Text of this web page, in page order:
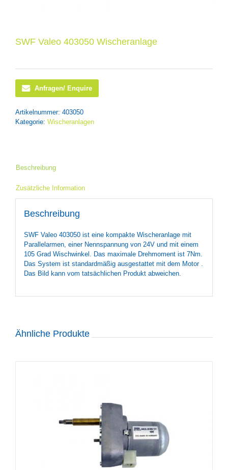
SWF Valeo 403050 Wischeranlage
Anfragen/ Enquire
Artikelnummer: 403050
Kategorie: Wischeranlagen
Beschreibung
Zusätzliche Information
Beschreibung
SWF Valeo 403050 ist eine kompakte Wischeranlage mit
Parallelarmen, einer Nennspannung von 24V und mit einem
105 Grad Wischwinkel. Das maximale Drehmoment ist 7Nm.
Das System ist standardmäßig ausgestattet mit dem Motor .
Das Bild kann vom tatsächlichen Produkt abweichen.
Ähnliche Produkte